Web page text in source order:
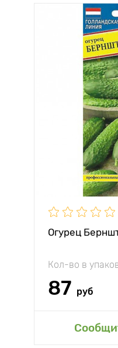
Огурец
Кол-во в
87 руб